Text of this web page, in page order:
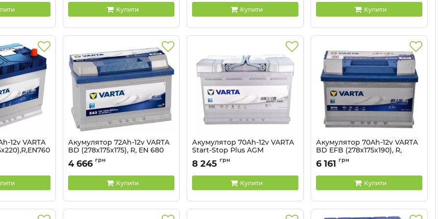
Купити Купити Купити
12v VARTA
Акумулятор 72Ah-12v VARTA
BD (278х175х175), R, EN 680
Артикул: 5237301203
4 666 грн
Купити
Акумулятор 70Ah-12v VARTA
Start-Stop Plus AGM
(278х175х190), R, EN 760
Артикул:
8 245 грн
Купити
Акумулятор 70Ah-12v VARTA
BD EFB (278х175х190), R,
Артикул:
6 161 грн
Купити